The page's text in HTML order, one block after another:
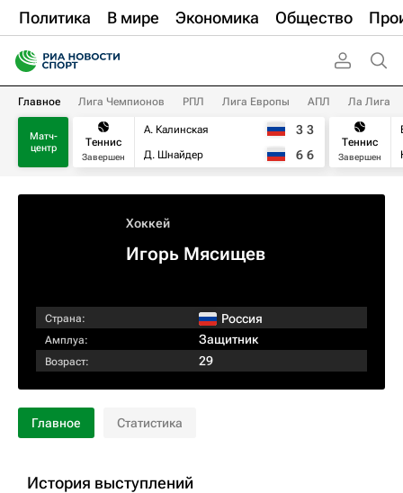
Политика В мире Экономика Общество
Главное Лига Чемпионов РПЛ Лига Европы АПЛ Ла Лига
Матч-
центр
Теннис
Завершен
А. Калинская
Д. Шнайдер
3 3
6 6
Теннис
Завершен
Хоккей
Игорь Мясищев
Страна: Россия
Амплуа: Защитник
Возраст: 29
Главное Статистика
История выступлений